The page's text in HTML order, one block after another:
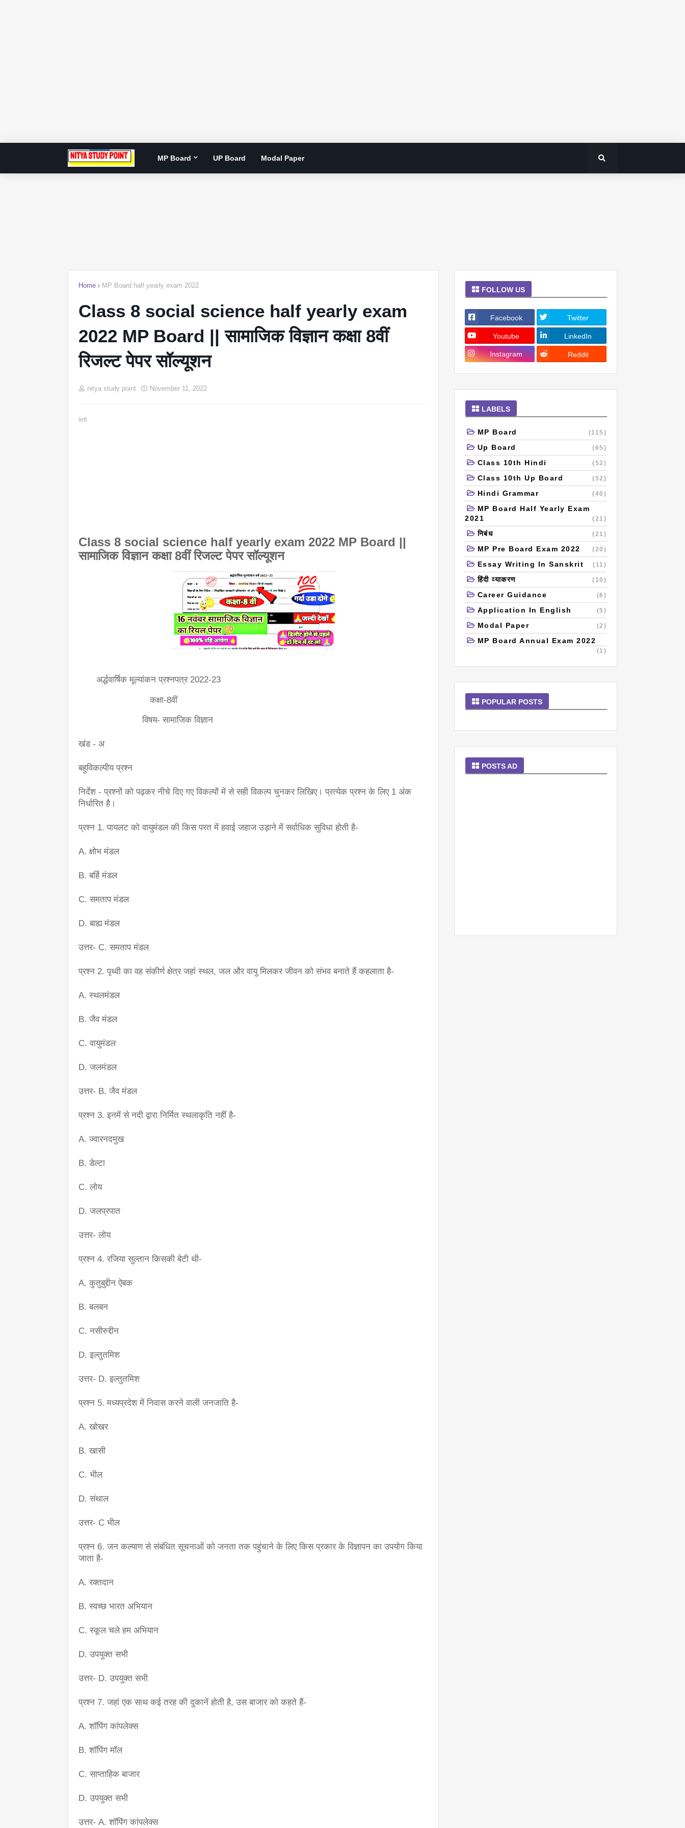
MP Board UP Board Modal Paper
Home MP Board half yearly exam 2022
Class 8 social science half yearly exam
2022 MP Board || सामाजिक विज्ञान कक्षा 8वीं
रिजल्ट पेपर सॉल्यूशन
nitya study point November 11, 2022
left
Class 8 social science half yearly exam 2022 MP Board ||
सामाजिक विज्ञान कक्षा 8वीं रिजल्ट पेपर सॉल्यूशन
       अर्द्धवार्षिक मूल्यांकन प्रश्नपत्र 2022-23
                            कक्षा-8वीं
विषय- सामाजिक विज्ञान
खंड - अ
बहुविकल्पीय प्रश्न
निर्देश - प्रश्नों को पढ़कर नीचे दिए गए विकल्पों में से सही विकल्प चुनकर लिखिए। प्रत्येक प्रश्न के लिए 1 अंक
निर्धारित है।
प्रश्न 1. पायलट को वायुमंडल की किस परत में हवाई जहाज उड़ाने में सर्वाधिक सुविधा होती है-
A. क्षोभ मंडल
B. बर्हि मंडल
C. समताप मंडल
D. बाह्य मंडल
उत्तर- C. समताप मंडल
प्रश्न 2. पृथ्वी का वह संकीर्ण क्षेत्र जहां स्थल, जल और वायु मिलकर जीवन को संभव बनाते हैं कहलाता है-
A. स्थलमंडल
B. जैव मंडल
C. वायुमंडल
D. जलमंडल
उत्तर- B. जैव मंडल
प्रश्न 3. इनमें से नदी द्वारा निर्मित स्थलाकृति नहीं है-
A. ज्वारनदमुख
B. डेल्टा
C. लोय
D. जलप्रपात
उत्तर- लोय
प्रश्न 4. रजिया सुल्तान किसकी बेटी थी-
A. कुतुबुद्दीन ऐबक
B. बलबन
C. नसीरुद्दीन
D. इल्तुतमिश
उत्तर- D. इल्तुतमिश
प्रश्न 5. मध्यप्रदेश में निवास करने वाली जनजाति है-
A. खोखर
B. खासी
C. भील
D. संथाल
उत्तर- C भील
प्रश्न 6. जन कल्याण से संबंधित सूचनाओं को जनता तक पहुंचाने के लिए किस प्रकार के विज्ञापन का उपयोग किया
जाता है-
A. रक्तदान
B. स्वच्छ भारत अभियान
C. स्कूल चले हम अभियान
D. उपयुक्त सभी
उत्तर- D. उपयुक्त सभी
प्रश्न 7. जहां एक साथ कई तरह की दुकानें होती है, उस बाजार को कहते हैं-
A. शॉपिंग कांपलेक्स
B. शॉपिंग मॉल
C. साप्ताहिक बाजार
D. उपयुक्त सभी
उत्तर- A. शॉपिंग कांपलेक्स
FOLLOW US
Facebook Twitter
Youtube LinkedIn
Instagram Reddit
LABELS
MP Board (115)
Up Board (65)
Class 10th Hindi (52)
Class 10th Up Board (52)
Hindi Grammar (40)
MP Board Half Yearly Exam
2021
(21)
निबंध (21)
MP Pre Board Exam 2022 (20)
Essay Writing In Sanskrit (11)
हिंदी व्याकरण (10)
Career Guidance (6)
Application In English (5)
Modal Paper (2)
MP Board Annual Exam 2022
(1)
POPULAR POSTS
POSTS AD